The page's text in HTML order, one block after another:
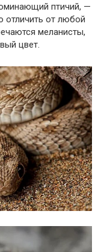
птичий, —
отличить от любой
меланисты,
цвет.